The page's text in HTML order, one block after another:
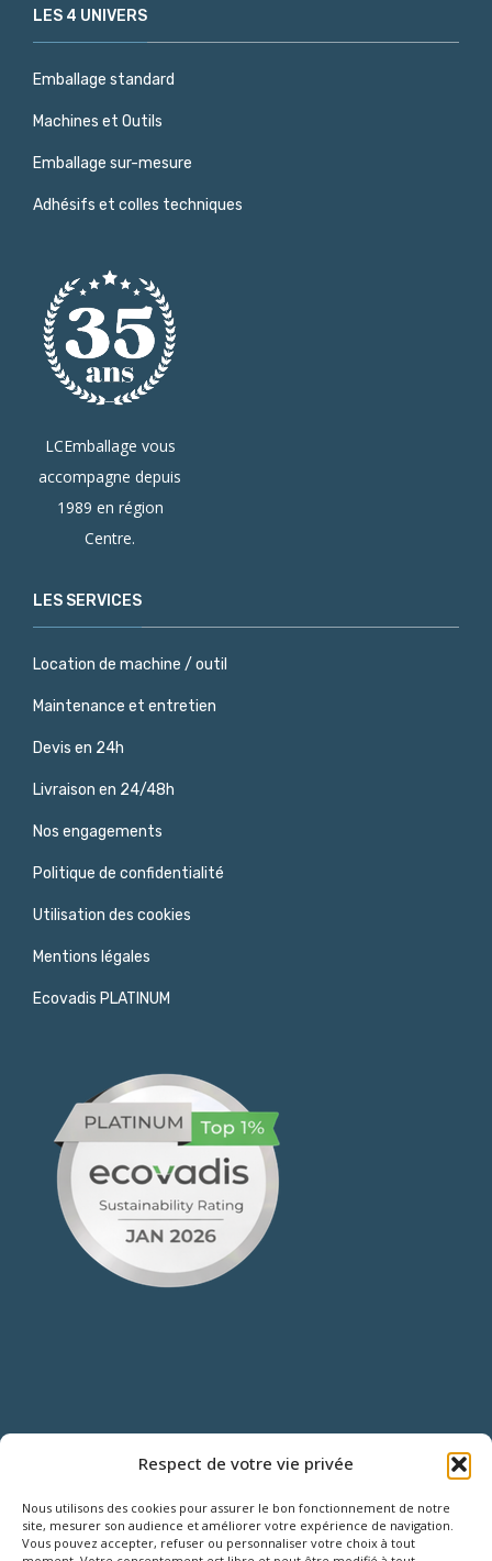
Respect de votre vie privée
Nous utilisons des cookies pour assurer le bon fonctionnement de notre
site, mesurer son audience et améliorer votre expérience de navigation.
Vous pouvez accepter, refuser ou personnaliser votre choix à tout
LES 4 UNIVERS
Emballage standard
Machines et Outils
Emballage sur-mesure
Adhésifs et colles techniques
LCEmballage vous
accompagne depuis
1989 en région
Centre.
LES SERVICES
Location de machine / outil
Maintenance et entretien
Devis en 24h
Livraison en 24/48h
Nos engagements
Politique de confidentialité
Utilisation des cookies
Mentions légales
Ecovadis PLATINUM
18 Rue Roger SALENGRO,
Z.I. des Grouëts, 41100 SAINT-OUEN